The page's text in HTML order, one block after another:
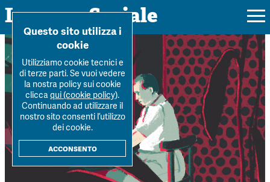
Impresa Sociale
Rivista
Ultimo numero
La Rivista
Submission
Forum
Forum
Tutti gli articoli
Dossier
Home Numero-4-2021
coinvolgimento nell’...
Questo sito utilizza i
cookie
Utilizziamo cookie tecnici e
di terze parti. Se vuoi vedere
la nostra policy sui cookie
cliccaqui (cookie policy).
Continuando ad utilizzare il
nostro sito consenti l’utilizzo
dei cookie.
acconsento